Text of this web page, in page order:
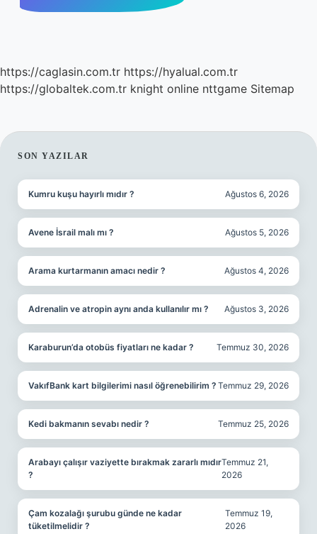
https://caglasin.com.tr https://hyalual.com.tr
https://globaltek.com.tr knight online nttgame Sitemap
SIDEBAR
SON YAZILAR
Kumru kuşu hayırlı mıdır ? Ağustos 6, 2026
Avene İsrail malı mı ? Ağustos 5, 2026
Arama kurtarmanın amacı nedir ? Ağustos 4, 2026
Adrenalin ve atropin aynı anda kullanılır mı ? Ağustos 3, 2026
Karaburun’da otobüs fiyatları ne kadar ? Temmuz 30, 2026
VakıfBank kart bilgilerimi nasıl öğrenebilirim ? Temmuz 29, 2026
Kedi bakmanın sevabı nedir ? Temmuz 25, 2026
Arabayı çalışır vaziyette bırakmak zararlı mıdır
?
Temmuz 21,
2026
Çam kozalağı şurubu günde ne kadar
tüketilmelidir ?
Temmuz 19,
2026